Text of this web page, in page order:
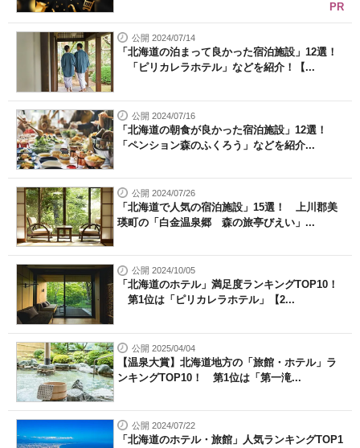
PR
公開 2024/07/14
「北海道の泊まって良かった宿泊施設」12選！
「ピリカレラホテル」などを紹介！【...
公開 2024/07/16
「北海道の朝食が良かった宿泊施設」12選！
「ペンション森のふくろう」などを紹介...
公開 2024/07/26
「北海道で人気の宿泊施設」15選！ 上川郡美
瑛町の「白金温泉郷 森の旅亭びえい」...
公開 2024/10/05
「北海道のホテル」満足度ランキングTOP10！
第1位は「ピリカレラホテル」【2...
公開 2025/04/04
【温泉大賞】北海道地方の「旅館・ホテル」ラ
ンキングTOP10！ 第1位は「第一滝...
公開 2024/07/22
「北海道のホテル・旅館」人気ランキングTOP1